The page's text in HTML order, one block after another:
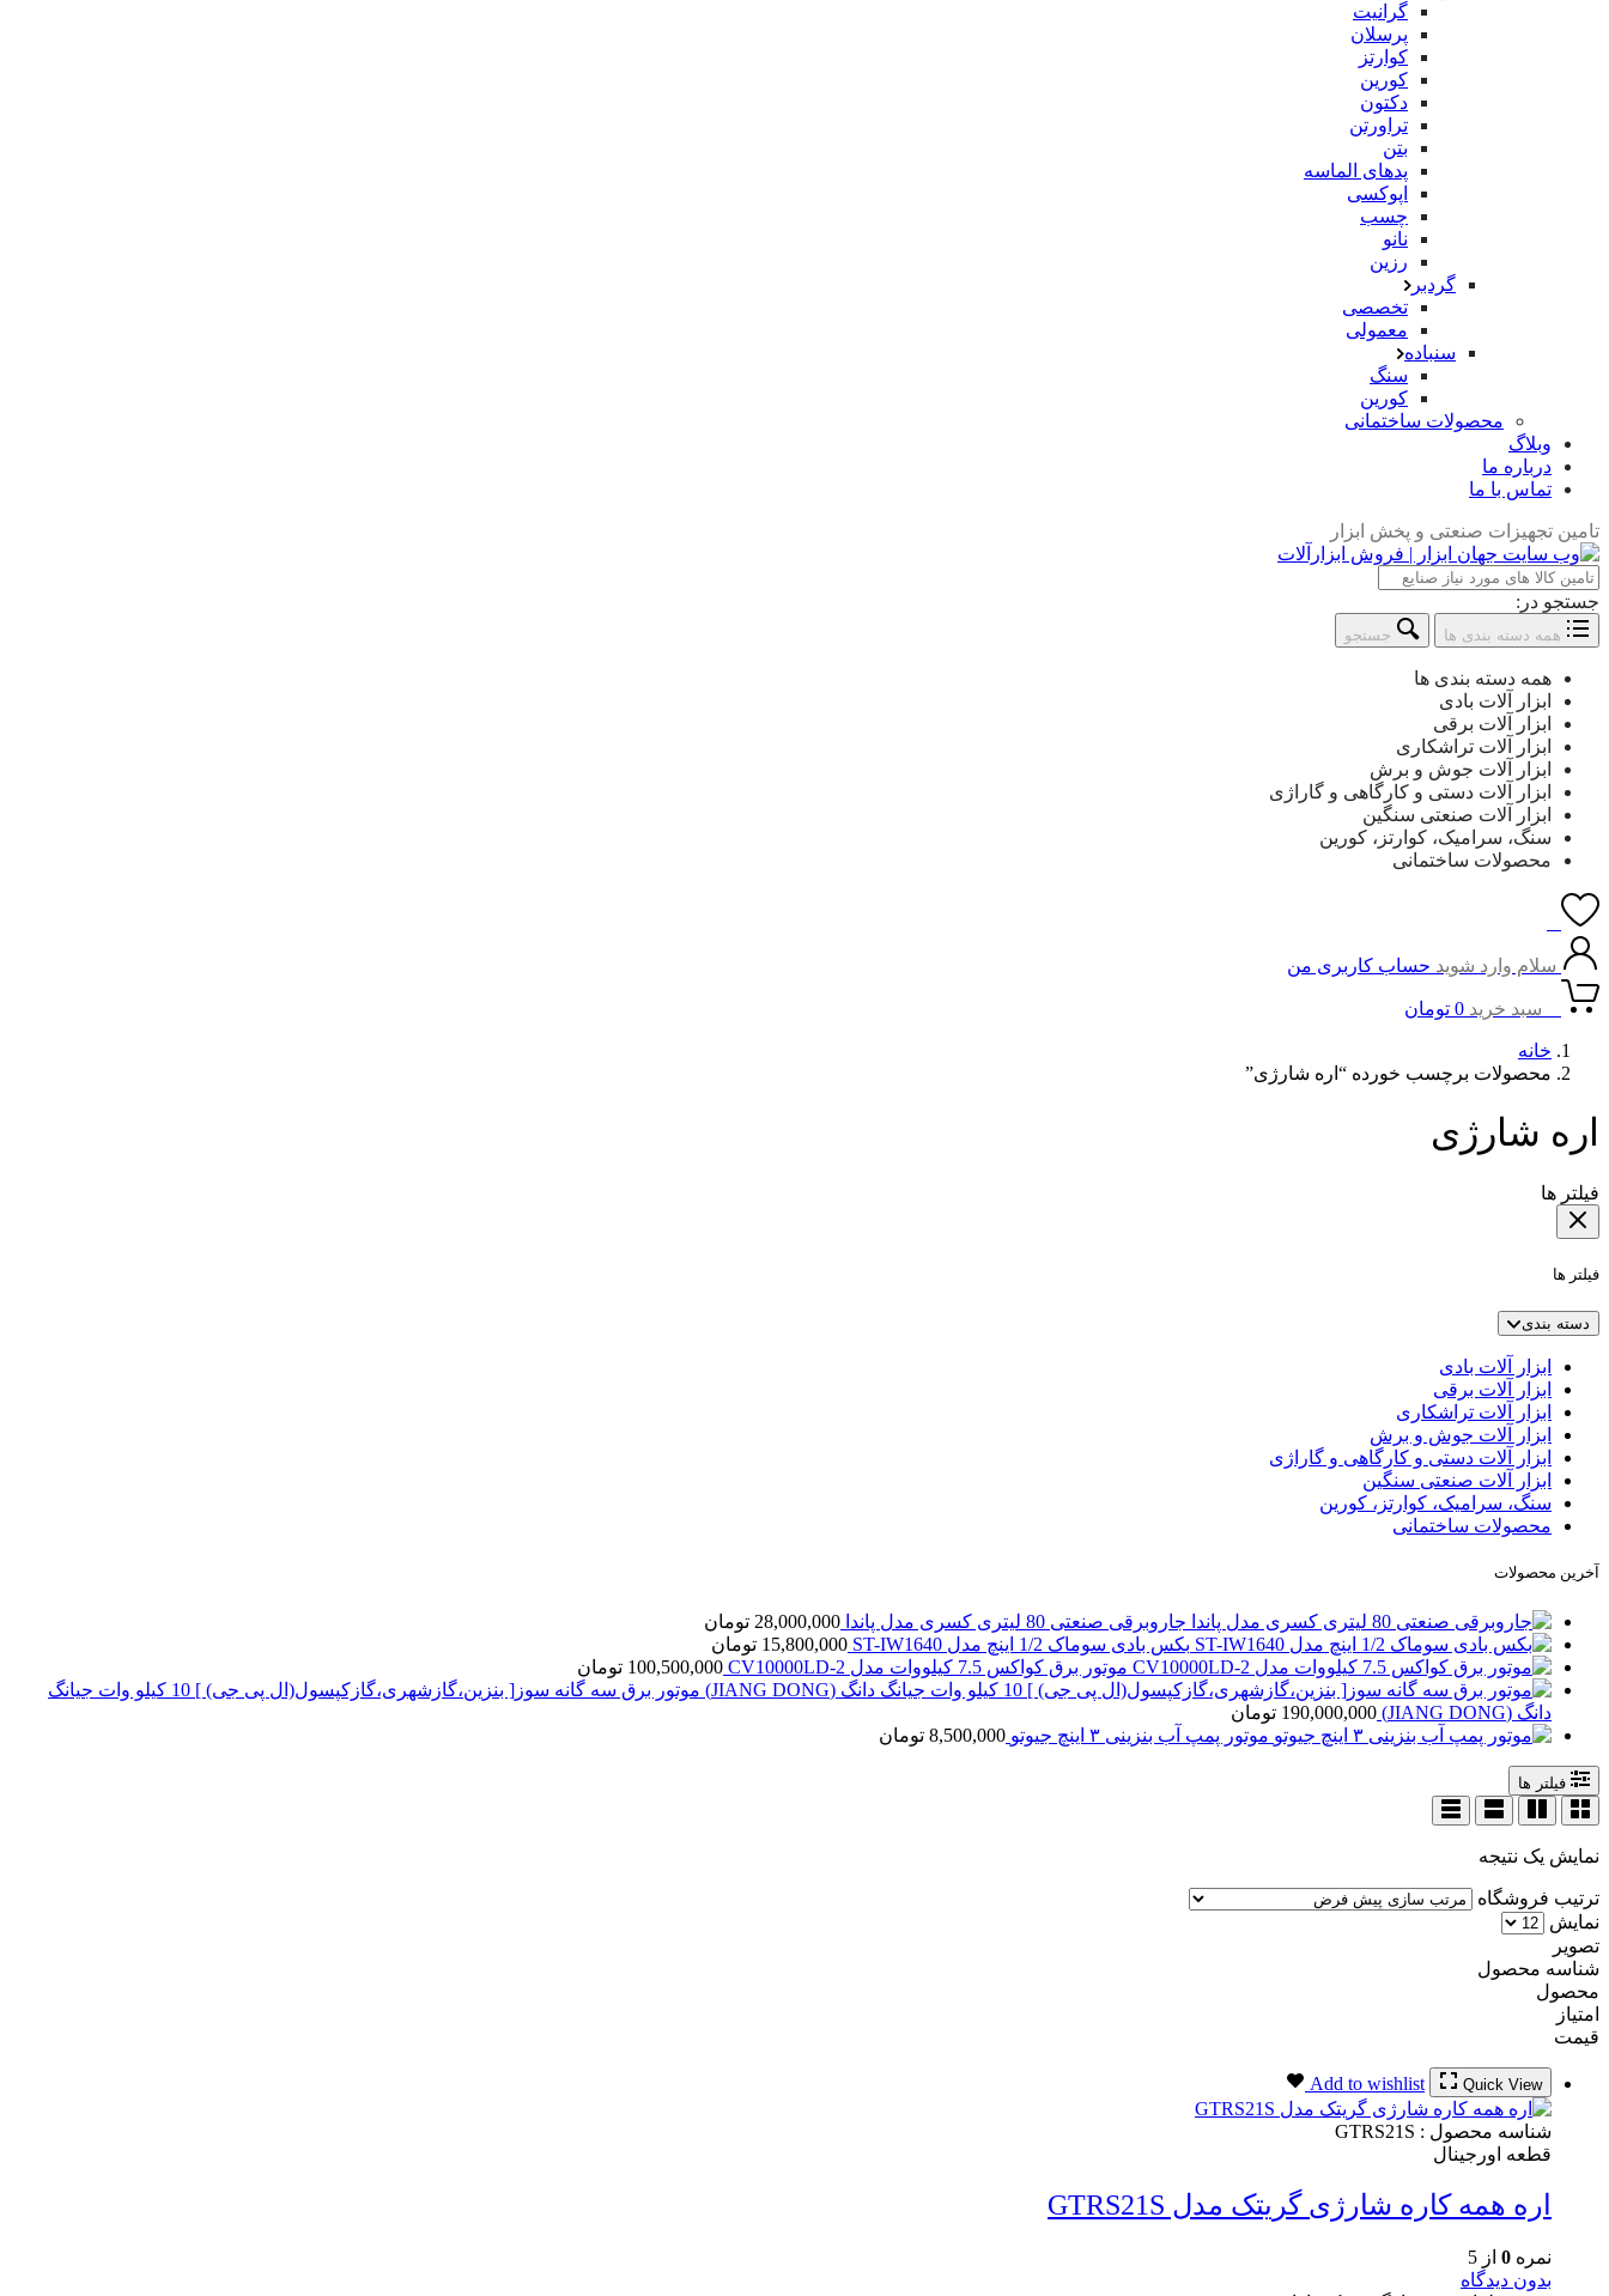
گرانیت
پرسلان
کوارتز
کورین
دکتون
تراورتن
بتن
پدهای الماسه
اپوکسی
چسب
نانو
رزین
گردبر
تخصصی
معمولی
سنباده
سنگ
کورین
محصولات ساختمانی
وبلاگ
درباره ما
تماس با ما
تامین تجهیزات صنعتی و پخش ابزار
جستجو در:
همه دسته بندی ها جستجو
همه دسته بندی ها
ابزار آلات بادی
ابزار آلات برقی
ابزار آلات تراشکاری
ابزار آلات جوش و برش
ابزار آلات دستی و کارگاهی و گاراژی
ابزار آلات صنعتی سنگین
سنگ، سرامیک، کوارتز، کورین
محصولات ساختمانی
سلام وارد شوید حساب کاربری من
سبد خرید 0 تومان
خانه
محصولات برچسب خورده “اره شارژی”
اره شارژی
فیلتر ها
فیلتر ها
دسته بندی
ابزار آلات بادی
ابزار آلات برقی
ابزار آلات تراشکاری
ابزار آلات جوش و برش
ابزار آلات دستی و کارگاهی و گاراژی
ابزار آلات صنعتی سنگین
سنگ، سرامیک، کوارتز، کورین
محصولات ساختمانی
آخرین محصولات
جاروبرقی صنعتی 80 لیتری کسری مدل پاندا 28,000,000 تومان
بکس بادی سوماک 1/2 اینچ مدل ST-IW1640
15,800,000 تومان
موتور برق کواکس 7.5 کیلووات مدل CV10000LD-2
100,500,000 تومان
موتور برق سه گانه سوز[ بنزین،گازشهری،گازکپسول(ال پی جی) ] 10 کیلو وات جیانگ
دانگ (JIANG DONG)
190,000,000 تومان
موتور پمپ آب بنزینی ۳ اینچ جیوتو
8,500,000 تومان
فیلتر ها
نمایش یک نتیجه
ترتیب فروشگاه
نمایش
تصویر
شناسه محصول
محصول
امتیاز
قیمت
Quick View
Add to wishlist
شناسه محصول : GTRS21S
قطعه اورجینال
اره همه کاره شارژی گریتک مدل GTRS21S
نمره 0 از 5
بدون دیدگاه